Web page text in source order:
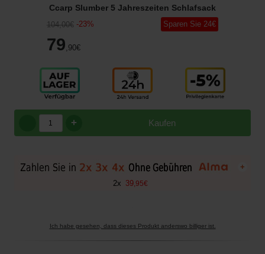
Ccarp Slumber 5 Jahreszeiten Schlafsack
104,00€ -23%
79 ,90€
Sparen Sie 24€
Kaufen
+
+
2x 39 95€
Ich habe gesehen, dass dieses Produkt anderswo billiger ist.